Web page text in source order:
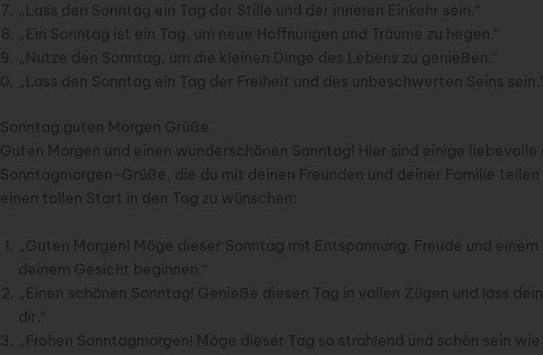
„Lass den Sonntag ein Tag der Stille und der inneren Einkehr sein.“
„Ein Sonntag ist ein Tag, um neue Hoffnungen und Träume zu hegen.“
„Nutze den Sonntag, um die kleinen Dinge des Lebens zu genießen.“
„Lass den Sonntag ein Tag der Freiheit und des unbeschwerten Seins sein.“
Sonntag guten Morgen Grüße
Guten Morgen und einen wunderschönen Sonntag! Hier sind einige
Sonntagmorgen-Grüße, die du mit deinen Freunden und deiner Familie teilen
einen tollen Start in den Tag zu wünschen:
„Guten Morgen! Möge dieser Sonntag mit Entspannung, Freude und
deinem Gesicht beginnen.“
„Einen schönen Sonntag! Genieße diesen Tag in vollen Zügen und lass
dir.“
„Frohen Sonntagmorgen! Möge dieser Tag so strahlend und schön sein wie